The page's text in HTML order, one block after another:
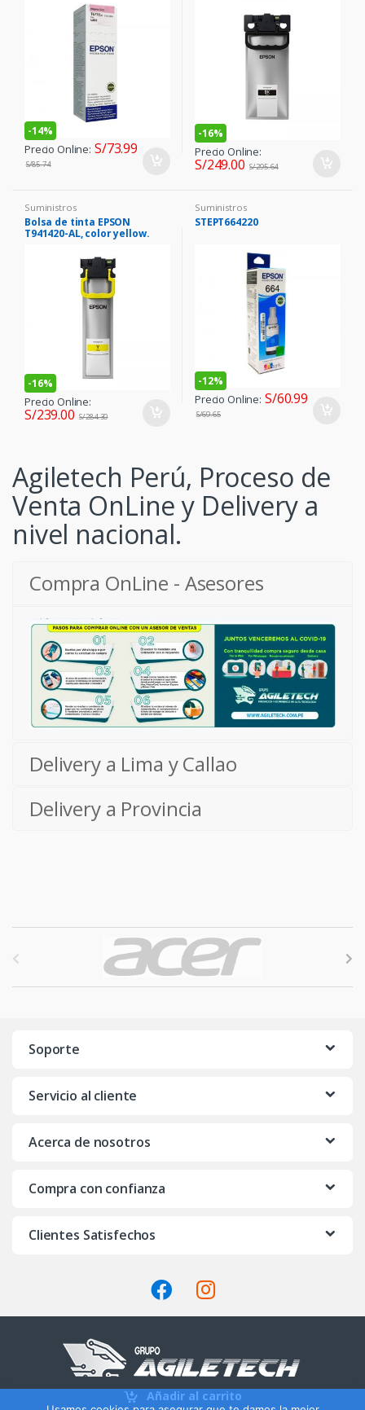
Añadir al carrito
-14%
Precio Online: S/73.99
S/85.74
-16%
Precio Online:
S/249.00 S/295.64
Suministros
Bolsa de tinta EPSON
T941420-AL, color yellow.
-16%
Precio Online:
S/239.00 S/284.30
Suministros
STEPT664220
-12%
Precio Online: S/60.99
S/69.65
Agiletech Perú, Proceso de
Venta OnLine y Delivery a
nivel nacional.
Compra OnLine - Asesores
Delivery a Lima y Callao
Delivery a Provincia
Soporte
Servicio al cliente
Acerca de nosotros
Compra con confianza
Clientes Satisfechos